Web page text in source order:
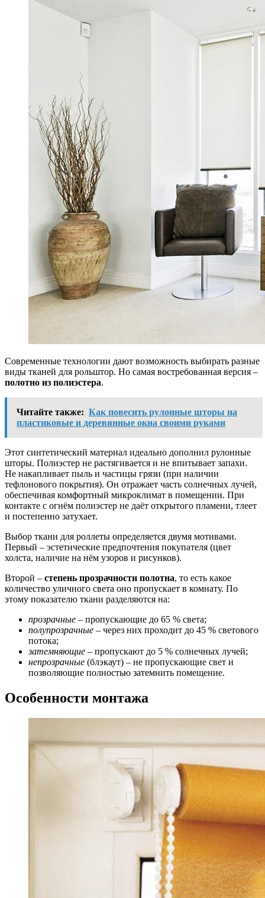
Современные технологии дают возможность выбирать разные
виды тканей для рольштор. Но самая востребованная версия –
полотно из полиэстера.
Читайте также: Как повесить рулонные шторы на
пластиковые и деревянные окна своими руками
Этот синтетический материал идеально дополнил рулонные
шторы. Полиэстер не растягивается и не впитывает запахи.
Не накапливает пыль и частицы грязи (при наличии
тефлонового покрытия). Он отражает часть солнечных лучей,
обеспечивая комфортный микроклимат в помещении. При
контакте с огнём полиэстер не даёт открытого пламени, тлеет
и постепенно затухает.
Выбор ткани для роллеты определяется двумя мотивами.
Первый – эстетические предпочтения покупателя (цвет
холста, наличие на нём узоров и рисунков).
Второй – степень прозрачности полотна, то есть какое
количество уличного света оно пропускает в комнату. По
этому показателю ткани разделяются на:
прозрачные – пропускающие до 65 % света;
полупрозрачные – через них проходит до 45 % светового
потока;
затемняющие – пропускают до 5 % солнечных лучей;
непрозрачные (блэкаут) – не пропускающие свет и
позволяющие полностью затемнить помещение.
Особенности монтажа